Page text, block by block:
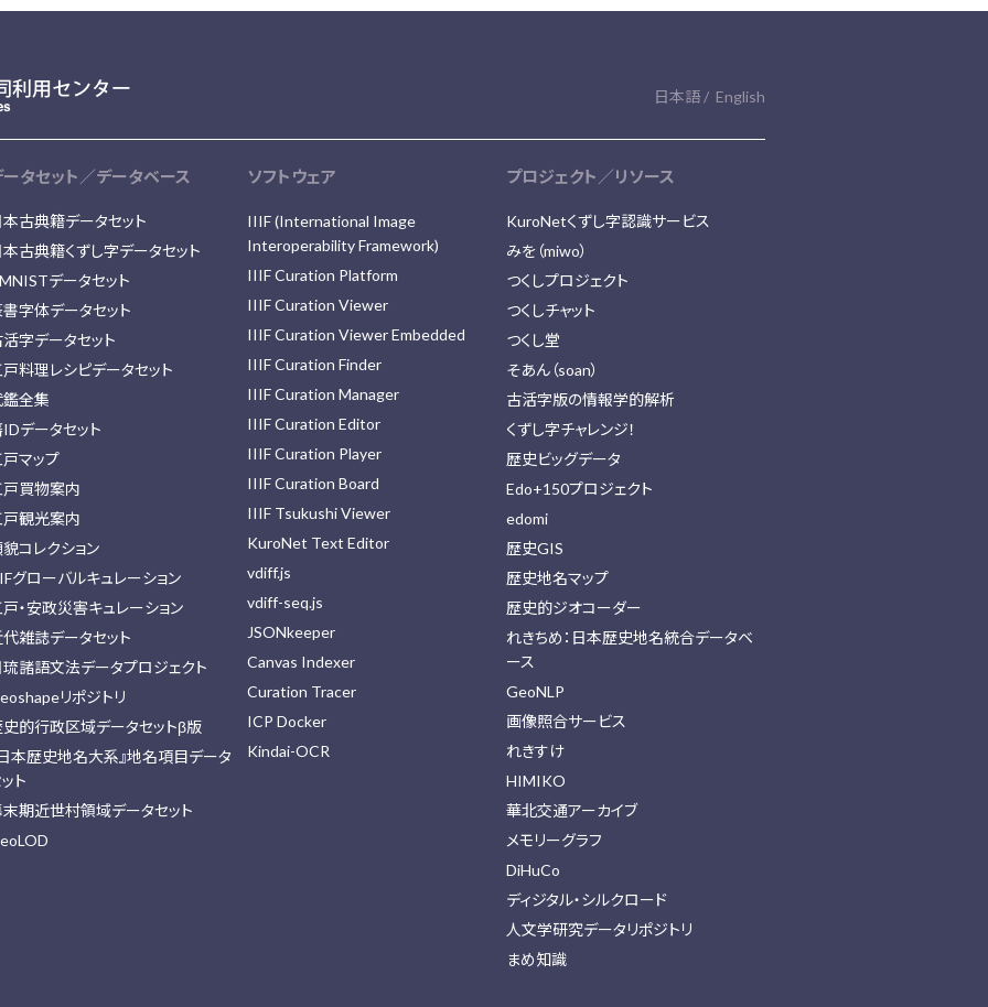
日本語 English
ータセット／データベース
古典籍データセット
古典籍くずし字データセット
データセット
字体データセット
字データセット
料理レシピデータセット
鑑全集
データセット
マップ
戸買物案内
戸観光案内
コレクション
グローバルキュレーション
・安政災害キュレーション
雑誌データセット
諸語文法データプロジェクト
リポジトリ
的行政区域データセットβ版
本歴史地名大系』地名項目データ
ト
期近世村領域データセット
ソフトウェア
IIIF (International Image
Interoperability Framework)
IIIF Curation Platform
IIIF Curation Viewer
IIIF Curation Viewer Embedded
IIIF Curation Finder
IIIF Curation Manager
IIIF Curation Editor
IIIF Curation Player
IIIF Curation Board
IIIF Tsukushi Viewer
KuroNet Text Editor
vdiff.js
vdiff-seq.js
JSONkeeper
Canvas Indexer
Curation Tracer
ICP Docker
Kindai-OCR
プロジェクト／リソース
KuroNetくずし字認識サービス
みを（miwo）
つくしプロジェクト
つくしチャット
つくし堂
そあん（soan）
古活字版の情報学的解析
くずし字チャレンジ！
歴史ビッグデータ
Edo+150プロジェクト
edomi
歴史GIS
歴史地名マップ
歴史的ジオコーダー
れきちめ：日本歴史地名統合データベ
ース
GeoNLP
画像照合サービス
れきすけ
HIMIKO
華北交通アーカイブ
メモリーグラフ
DiHuCo
ディジタル・シルクロード
人文学研究データリポジトリ
まめ知識